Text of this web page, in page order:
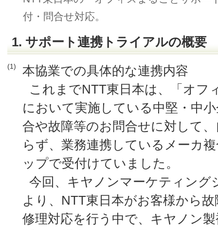
付・問合せ対応。
1. サポート連携トライアルの概要
(1)
本協業での具体的な連携内容
これまでNTT東日本は、「オフ
において実施している中堅・中
合や故障等のお問合せに対して
らず、業務連携しているメーカ
ップで受付けていました。
今回、キヤノンマーケティング
より、NTT東日本がお客様から
修理対応を行う中で、キヤノン